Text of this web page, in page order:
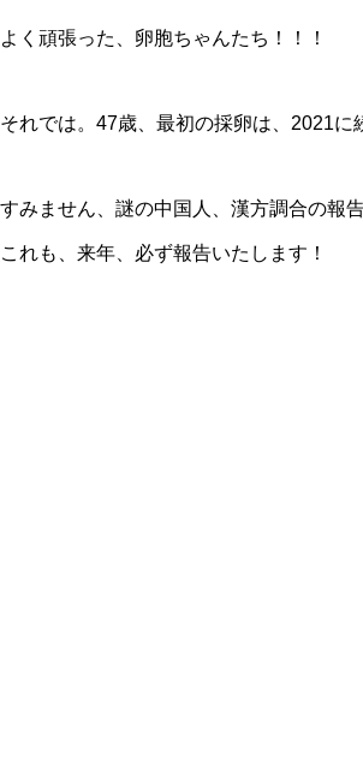
よく頑張った、卵胞ちゃんたち！！！
それでは。47歳、最初の採卵は、2021に
すみません、謎の中国人、漢方調合の報
これも、来年、必ず報告いたします！